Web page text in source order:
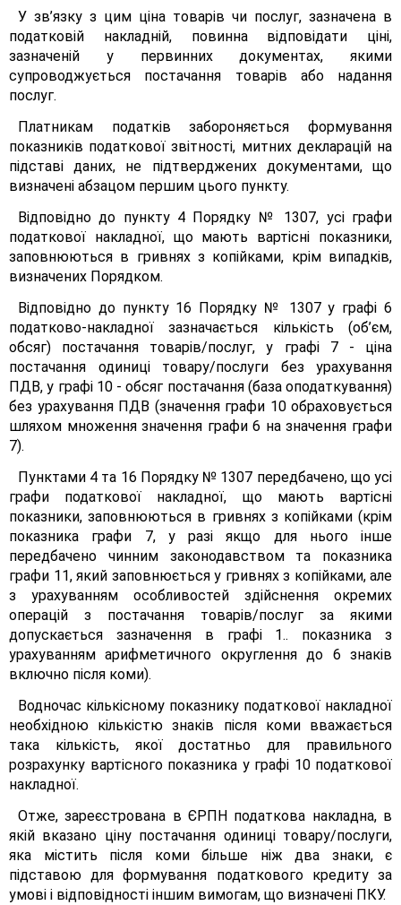
У зв’язку з цим ціна товарів чи послуг, зазначена в
податковій накладній, повинна відповідати ціні,
зазначеній у первинних документах, якими
супроводжується постачання товарів або надання
послуг.
Платникам податків забороняється формування
показників податкової звітності, митних декларацій на
підставі даних, не підтверджених документами, що
визначені абзацом першим цього пункту.
Відповідно до пункту 4 Порядку № 1307, усі графи
податкової накладної, що мають вартісні показники,
заповнюються в гривнях з копійками, крім випадків,
визначених Порядком.
Відповідно до пункту 16 Порядку № 1307 у графі 6
податково-накладної зазначається кількість (об’єм,
обсяг) постачання товарів/послуг, у графі 7 - ціна
постачання одиниці товару/послуги без урахування
ПДВ, у графі 10 - обсяг постачання (база оподаткування)
без урахування ПДВ (значення графи 10 обраховується
шляхом множення значення графи 6 на значення графи
7).
Пунктами 4 та 16 Порядку № 1307 передбачено, що усі
графи податкової накладної, що мають вартісні
показники, заповнюються в гривнях з копійками (крім
показника графи 7, у разі якщо для нього інше
передбачено чинним законодавством та показника
графи 11, який заповнюється у гривнях з копійками, але
з урахуванням особливостей здійснення окремих
операцій з постачання товарів/послуг за якими
допускається зазначення в графі 1.. показника з
урахуванням арифметичного округлення до 6 знаків
включно після коми).
Водночас кількісному показнику податкової накладної
необхідною кількістю знаків після коми вважається
така кількість, якої достатньо для правильного
розрахунку вартісного показника у графі 10 податкової
накладної.
Отже, зареєстрована в ЄРПН податкова накладна, в
якій вказано ціну постачання одиниці товару/послуги,
яка містить після коми більше ніж два знаки, є
підставою для формування податкового кредиту за
умові і відповідності іншим вимогам, що визначені ПКУ.